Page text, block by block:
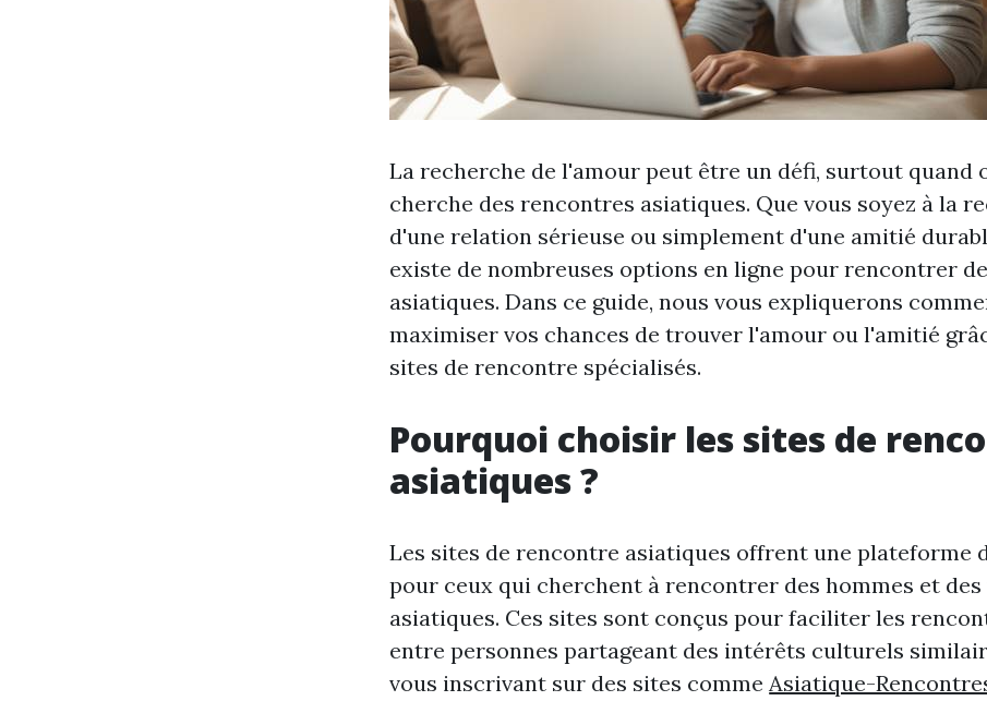
La recherche de l'amour peut être un défi, surtout quand
cherche des rencontres asiatiques. Que vous soyez à la
d'une relation sérieuse ou simplement d'une amitié
existe de nombreuses options en ligne pour rencontrer
asiatiques. Dans ce guide, nous vous expliquerons
maximiser vos chances de trouver l'amour ou l'amitié
sites de rencontre spécialisés.
Pourquoi choisir les sites de
asiatiques ?
Les sites de rencontre asiatiques offrent une plateforme
pour ceux qui cherchent à rencontrer des hommes et des
asiatiques. Ces sites sont conçus pour faciliter les
entre personnes partageant des intérêts culturels
vous inscrivant sur des sites commeAsiatique-